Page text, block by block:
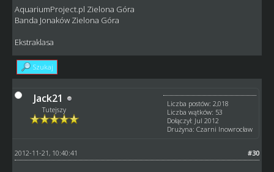
AquariumProject.pl Zielona Góra
Banda Jonaków Zielona Góra
Ekstraklasa
Szukaj
Jack21
Tutejszy
Liczba postów: 2,018
Liczba wątków: 53
Dołączył: Jul 2012
Drużyna: Czarni Inowrocław
#30
2012-11-21, 10:40:41